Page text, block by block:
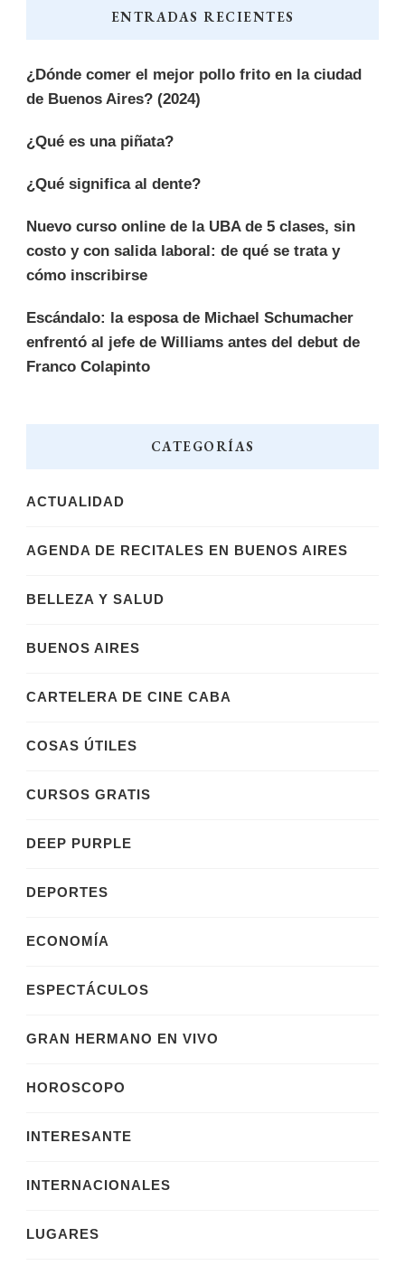
ENTRADAS RECIENTES
¿Dónde comer el mejor pollo frito en la ciudad
de Buenos Aires? (2024)
¿Qué es una piñata?
¿Qué significa al dente?
Nuevo curso online de la UBA de 5 clases, sin
costo y con salida laboral: de qué se trata y
cómo inscribirse
Escándalo: la esposa de Michael Schumacher
enfrentó al jefe de Williams antes del debut de
Franco Colapinto
CATEGORÍAS
ACTUALIDAD
AGENDA DE RECITALES EN BUENOS AIRES
BELLEZA Y SALUD
BUENOS AIRES
CARTELERA DE CINE CABA
COSAS ÚTILES
CURSOS GRATIS
DEEP PURPLE
DEPORTES
ECONOMÍA
ESPECTÁCULOS
GRAN HERMANO EN VIVO
HOROSCOPO
INTERESANTE
INTERNACIONALES
LUGARES